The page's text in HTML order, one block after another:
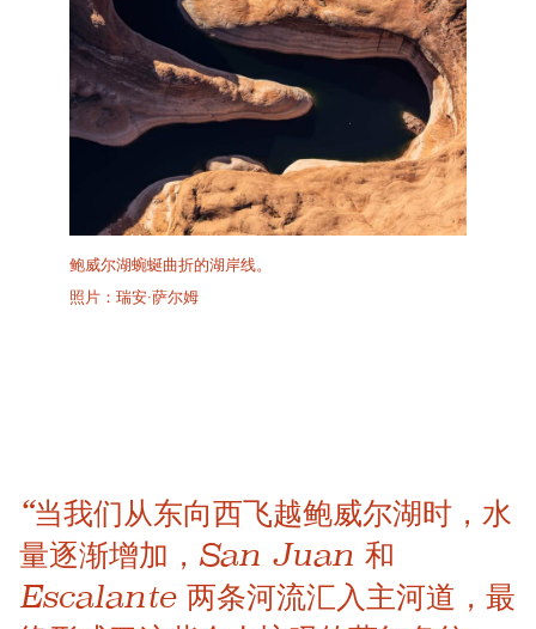
鲍威尔湖蜿蜒曲折的湖岸线。
照片：瑞安·萨尔姆
“当我们从东向西飞越鲍威尔湖时，水
量逐渐增加，San Juan 和
Escalante 两条河流汇入主河道，最